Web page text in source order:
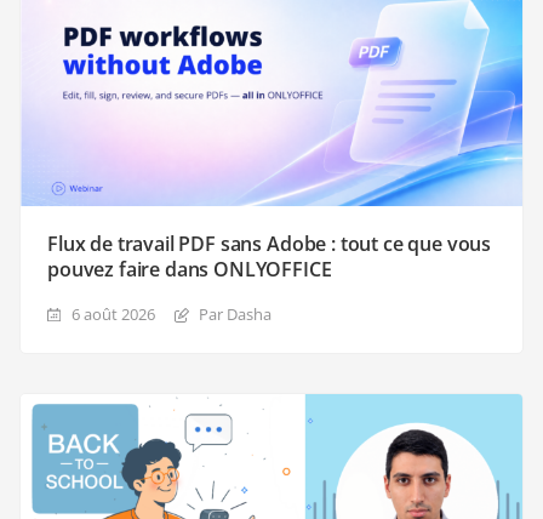
Flux de travail PDF sans Adobe : tout ce que vous
pouvez faire dans ONLYOFFICE
6 août 2026 Par Dasha